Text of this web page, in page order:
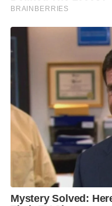
3. ปี 2561 จังหวัดที่มีค่
และระยอง มีค่าแรงอ
ขั้นต่ำน้อยที่สุดคือ นรา
อยู่ที่วันละ 308 บาท
4. ปี 2563 จังหวัดที่มี
ภูเก็ต มีค่าแรงอยู่ที่วัน
ต่ำน้อยที่สุดคือ นราธิว
วันละ 313 บาท
5. ปี 2565 จังหวัดที่มีค่
และภูเก็ต มีค่าแรงอยู่
ขั้นต่ำน้อยที่สุดคือ ยะล
อุดรธานี มีค่าแรงอยู่ที่วั